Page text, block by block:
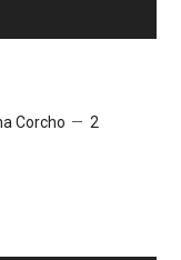
Corcho
2